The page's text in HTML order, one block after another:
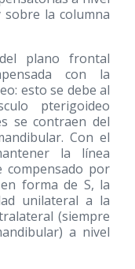
la columna
plano frontal
con la
esto se debe al
pterigoideo
se contraen del
Con el
la línea
por
forma de S, la
unilateral a la
(siempre
a nivel